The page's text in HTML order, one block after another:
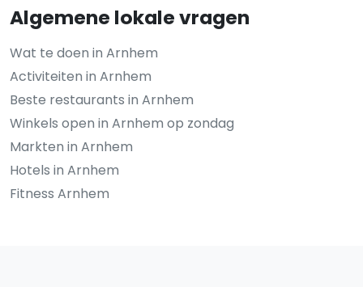
Algemene lokale vragen
Wat te doen in Arnhem
Activiteiten in Arnhem
Beste restaurants in Arnhem
Winkels open in Arnhem op zondag
Markten in Arnhem
Hotels in Arnhem
Fitness Arnhem